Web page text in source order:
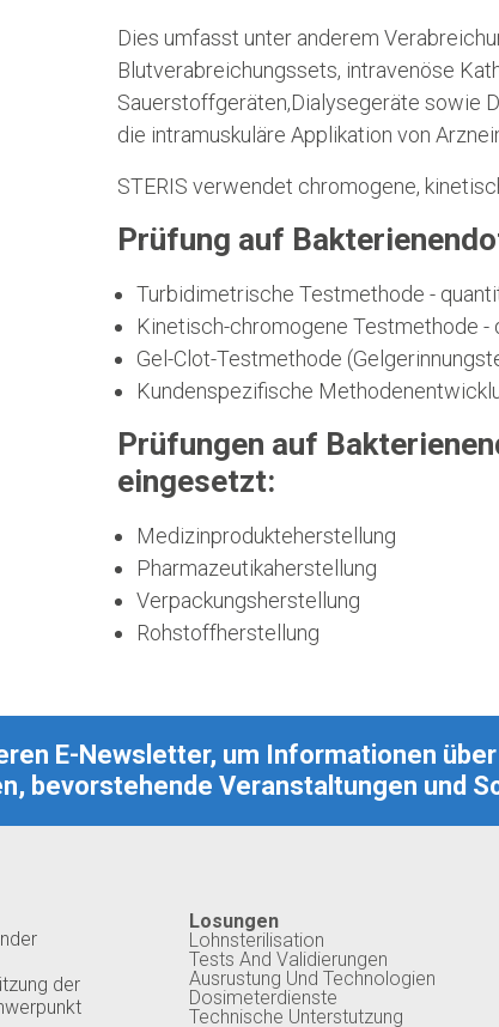
Dies umfasst unter anderem
Blutverabreichungssets, intravenöse
Sauerstoffgeräten,Dialysegeräte sowie
die intramuskuläre Applikation von
STERIS verwendet chromogene,
Prüfung auf
Turbidimetrische Testmethode -
Kinetisch-chromogene Testmethode
Gel-Clot-Testmethode
Kundenspezifische
Prüfungen auf
eingesetzt:
Medizinprodukteherstellung
Pharmazeutikaherstellung
Verpackungsherstellung
Rohstoffherstellung
E-Newsletter, um Informationen
bevorstehende Veranstaltungen und
der
Losungen
Lohnsterilisation
Tests And Validierungen
Ausrustung Und Technologien
Dosimeterdienste
Technische Unterstutzung